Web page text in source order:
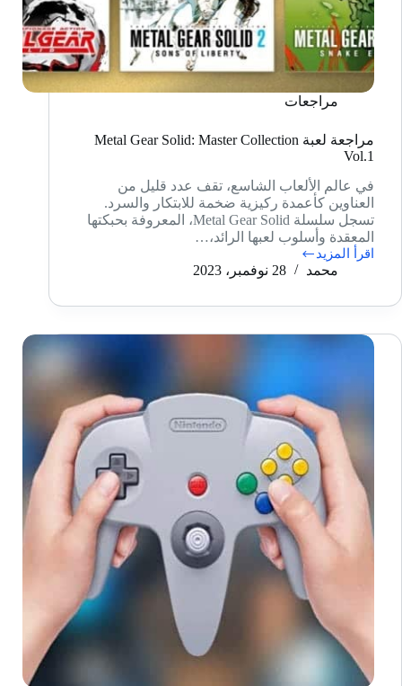
مراجعات
مراجعة لعبة Metal Gear Solid: Master Collection
Vol.1
في عالم الألعاب الشاسع، تقف عدد قليل من
العناوين كأعمدة ركيزية ضخمة للابتكار والسرد.
تسجل سلسلة Metal Gear Solid، المعروفة بحبكتها
المعقدة وأسلوب لعبها الرائد،…
اقرأ المزيد
مراجعة
Gear
Master
محمد 28 نوفمبر، 2023